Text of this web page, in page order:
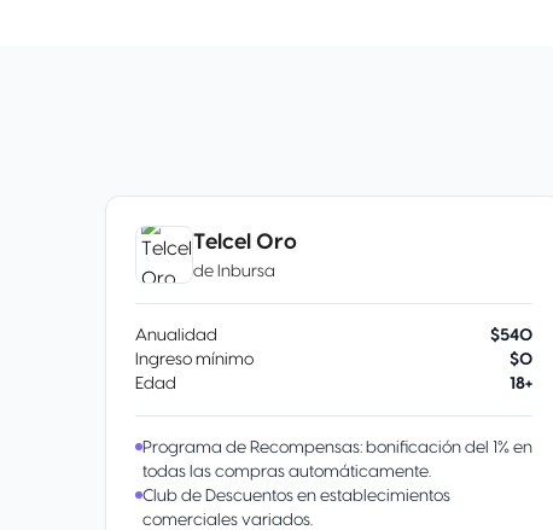
Telcel Oro
de Inbursa
Anualidad
$540
Ingreso mínimo
$0
Edad
18+
Programa de Recompensas: bonificación del 1% en
todas las compras automáticamente.
Club de Descuentos en establecimientos
comerciales variados.